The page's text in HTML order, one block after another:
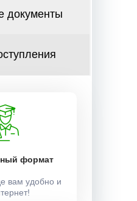
документы
формат
вам удобно и